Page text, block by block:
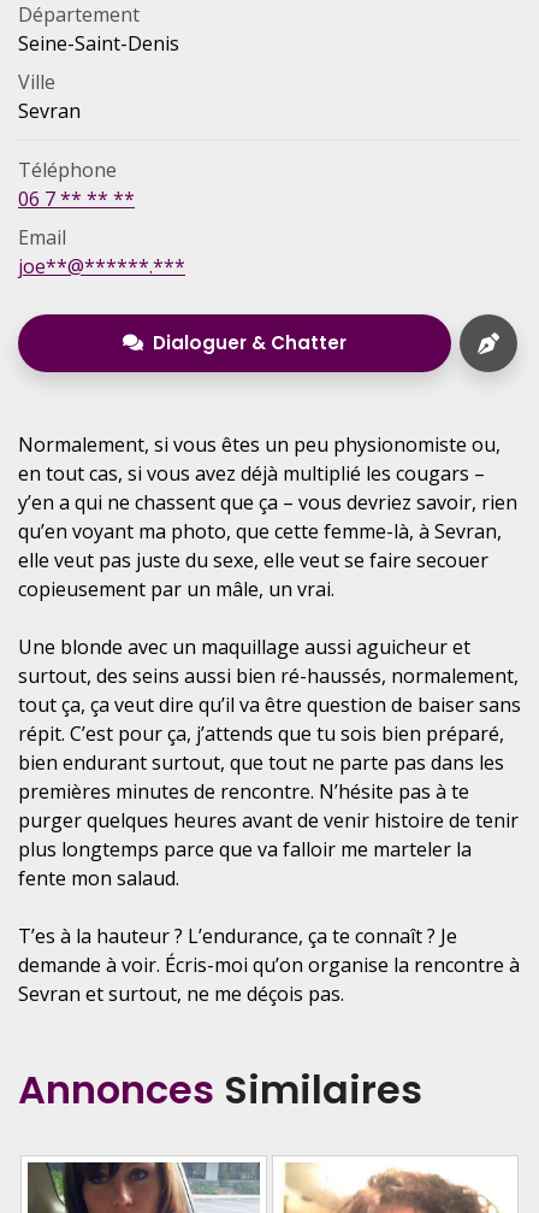
Département
Seine-Saint-Denis
Ville
Sevran
Téléphone
06 7 ** ** **
Email
joe**@******.***
Dialoguer & Chatter
Normalement, si vous êtes un peu physionomiste ou,
en tout cas, si vous avez déjà multiplié les cougars –
y’en a qui ne chassent que ça – vous devriez savoir, rien
qu’en voyant ma photo, que cette femme-là, à Sevran,
elle veut pas juste du sexe, elle veut se faire secouer
copieusement par un mâle, un vrai.
Une blonde avec un maquillage aussi aguicheur et
surtout, des seins aussi bien ré-haussés, normalement,
tout ça, ça veut dire qu’il va être question de baiser sans
répit. C’est pour ça, j’attends que tu sois bien préparé,
bien endurant surtout, que tout ne parte pas dans les
premières minutes de rencontre. N’hésite pas à te
purger quelques heures avant de venir histoire de tenir
plus longtemps parce que va falloir me marteler la
fente mon salaud.
T’es à la hauteur ? L’endurance, ça te connaît ? Je
demande à voir. Écris-moi qu’on organise la rencontre à
Sevran et surtout, ne me déçois pas.
Annonces Similaires